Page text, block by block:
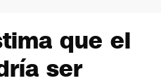
que el
ser